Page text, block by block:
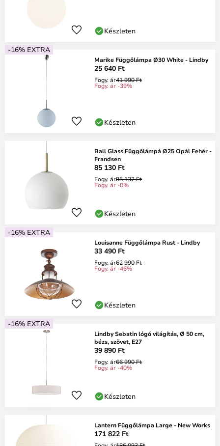
Készleten
-16% EXTRA
Marike Függőlámpa Ø30 White - Lindby
25 640 Ft
Fogy. ár41 990 Ft
Fogy. ár -39%
Készleten
Ball Glass Függőlámpá Ø25 Opál Fehér -
Frandsen
85 130 Ft
Fogy. ár85 132 Ft
Fogy. ár -0%
Készleten
-16% EXTRA
Louisanne Függőlámpa Rust - Lindby
33 490 Ft
Fogy. ár62 990 Ft
Fogy. ár -46%
Készleten
-16% EXTRA
Lindby Sebatin lógó világítás, Ø 50 cm,
bézs, szövet, E27
39 890 Ft
Fogy. ár66 990 Ft
Fogy. ár -40%
Készleten
Lantern Függőlámpa Large - New Works
171 822 Ft